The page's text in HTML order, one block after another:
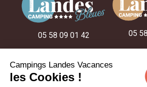
05 58 09 01 42 05